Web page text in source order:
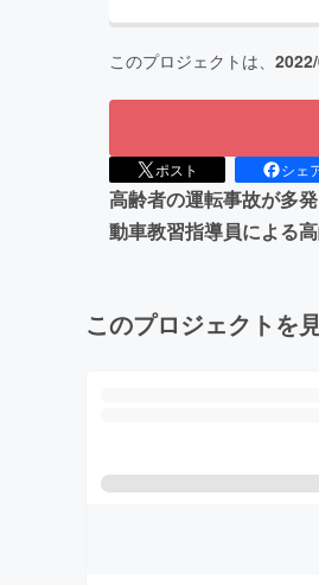
このプロジェクトは、
ポスト シェ
高齢者の運転事故が多
動車教習指導員による
このプロジェクトを